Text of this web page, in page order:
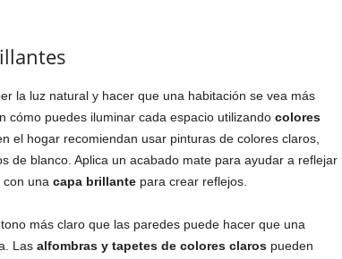
la luz natural y hacer que una habitación se vea más
cómo puedes iluminar cada espacio utilizandocolores
el hogar recomiendan usar pinturas de colores claros,
de blanco. Aplica un acabado mate para ayudar a reflejar
una capa brillantepara crear reflejos.
más claro que las paredes puede hacer que una
Las alfombras y tapetes de colores clarospueden